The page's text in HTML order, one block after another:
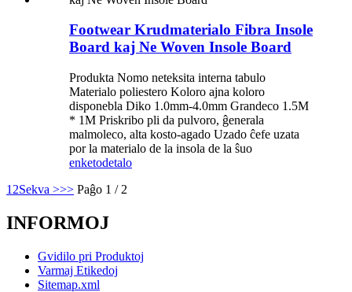
Footwear Krudmaterialo Fibra Insole
Board kaj Ne Woven Insole Board
Produkta Nomo neteksita interna tabulo
Materialo poliestero Koloro ajna koloro
disponebla Diko 1.0mm-4.0mm Grandeco 1.5M
* 1M Priskribo pli da pulvoro, ĝenerala
malmoleco, alta kosto-agado Uzado ĉefe uzata
por la materialo de la insola de la ŝuo
enketodetalo
1 2Sekva >>> Paĝo 1 / 2
INFORMOJ
Gvidilo pri Produktoj
Varmaj Etikedoj
Sitemap.xml